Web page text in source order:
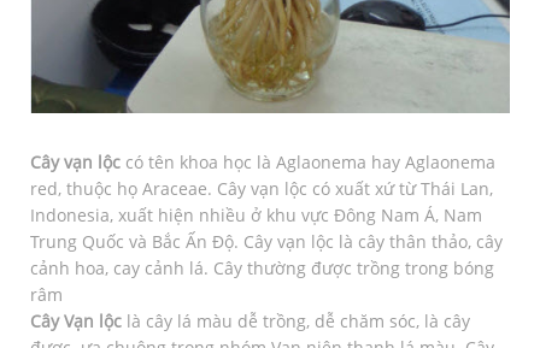
Cây vạn lộc có tên khoa học là Aglaonema hay Aglaonema
red, thuộc họ Araceae. Cây vạn lộc có xuất xứ từ Thái Lan,
Indonesia, xuất hiện nhiều ở khu vực Đông Nam Á, Nam
Trung Quốc và Bắc Ấn Độ. Cây vạn lộc là cây thân thảo, cây
cảnh hoa, cay cảnh lá. Cây thường được trồng trong bóng
râm
Cây Vạn lộc là cây lá màu dễ trồng, dễ chăm sóc, là cây